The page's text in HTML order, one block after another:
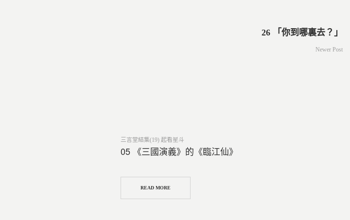
26 「你到哪裏去？」
Newer Post
Posted
三言堂結集(19) 起看星斗
05 《三國演義》的《臨江仙》
READ MORE